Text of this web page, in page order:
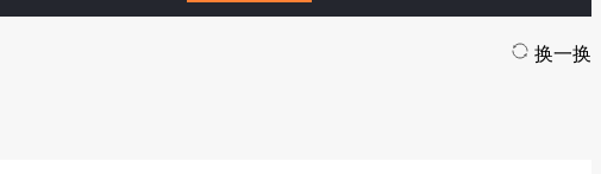
换一换